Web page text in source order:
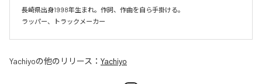
長崎県出身1998年生まれ。作詞、作曲を自ら手掛ける。
Yachiyoの他のリリース： Yachiyo